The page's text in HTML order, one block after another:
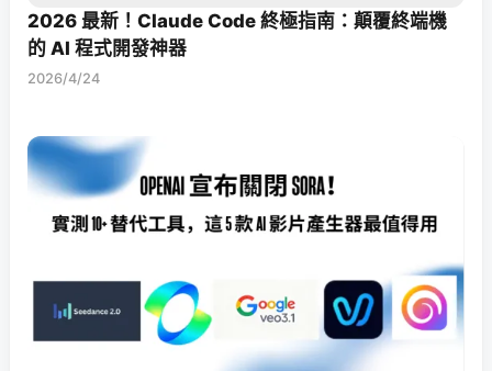
2026 最新！Claude Code 終極指南：顛覆終端機
的 AI 程式開發神器
2026/4/24